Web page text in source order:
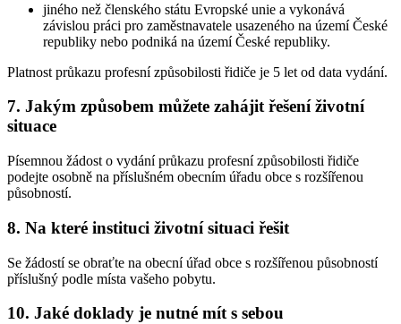
jiného než členského státu Evropské unie a vykonává
závislou práci pro zaměstnavatele usazeného na území České
republiky nebo podniká na území České republiky.
Platnost průkazu profesní způsobilosti řidiče je 5 let od data vydání.
7. Jakým způsobem můžete zahájit řešení životní
situace
Písemnou žádost o vydání průkazu profesní způsobilosti řidiče
podejte osobně na příslušném obecním úřadu obce s rozšířenou
působností.
8. Na které instituci životní situaci řešit
Se žádostí se obraťte na obecní úřad obce s rozšířenou působností
příslušný podle místa vašeho pobytu.
10. Jaké doklady je nutné mít s sebou